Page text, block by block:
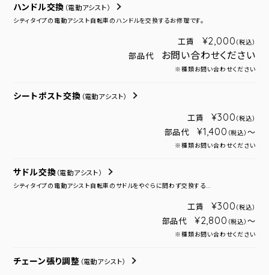
ハンドル交換 （電動アシスト）
シティタイプの電動アシスト自転車のハンドルを交換するお修理です。
工賃 ¥2,000 （税込）
部品代 お問い合わせください
※種類お問い合わせください
シートポスト交換 （電動アシスト）
工賃 ¥300 （税込）
部品代 ¥1,400 （税込） ～
※種類お問い合わせください
サドル交換 （電動アシスト）
シティタイプの電動アシスト自転車のサドルをやぐらに問わず交換する...
工賃 ¥300 （税込）
部品代 ¥2,800 （税込） ～
※種類お問い合わせください
チェーン張り調整 （電動アシスト）